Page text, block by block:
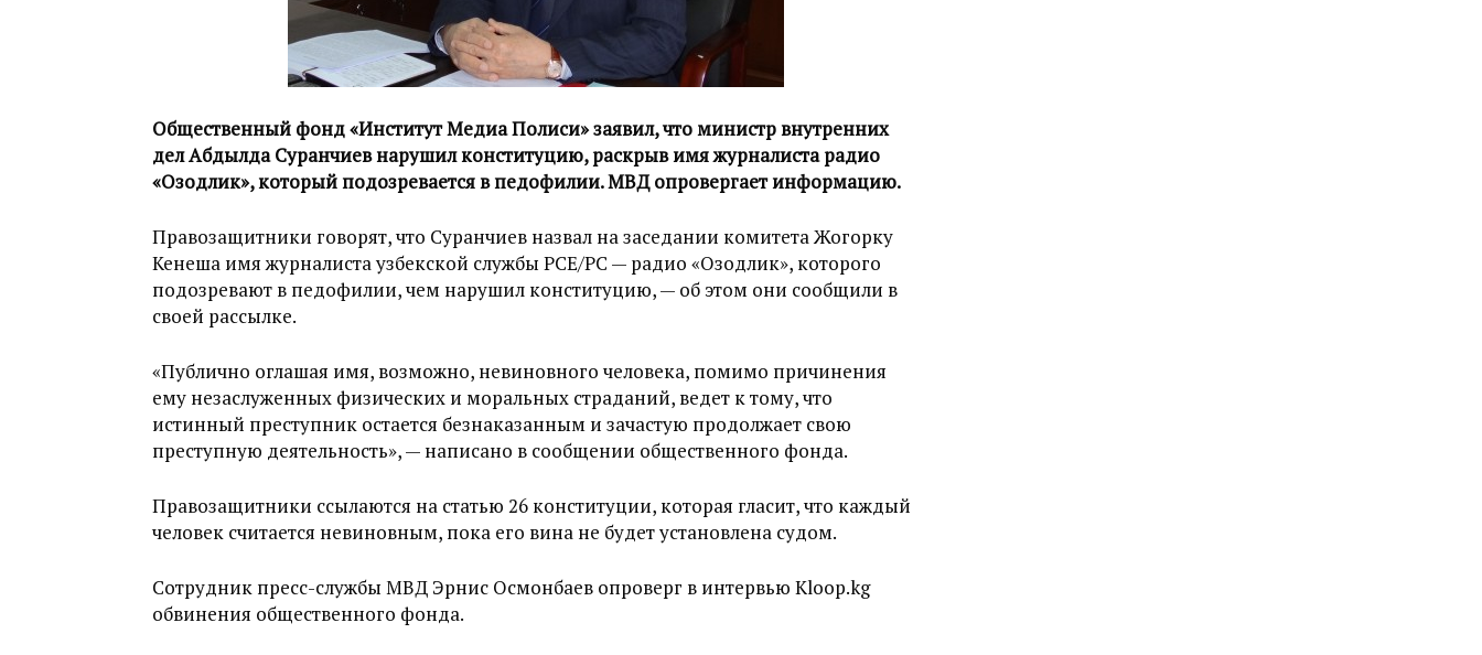
Общественный фонд «Институт Медиа Полиси» заявил, что министр внутренних
дел Абдылда Суранчиев нарушил конституцию, раскрыв имя журналиста радио
«Озодлик», который подозревается в педофилии. МВД опровергает информацию.
Правозащитники говорят, что Суранчиев назвал на заседании комитета Жогорку
Кенеша имя журналиста узбекской службы РСЕ/РС — радио «Озодлик», которого
подозревают в педофилии, чем нарушил конституцию, — об этом они сообщили в
своей рассылке.
«Публично оглашая имя, возможно, невиновного человека, помимо причинения
ему незаслуженных физических и моральных страданий, ведет к тому, что
истинный преступник остается безнаказанным и зачастую продолжает свою
преступную деятельность», — написано в сообщении общественного фонда.
Правозащитники ссылаются на статью 26 конституции, которая гласит, что каждый
человек считается невиновным, пока его вина не будет установлена судом.
Сотрудник пресс-службы МВД Эрнис Осмонбаев опроверг в интервью Kloop.kg
обвинения общественного фонда.